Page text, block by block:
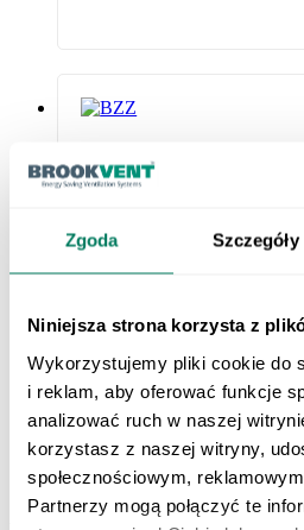
Zgoda Szczegóły
Niniejsza strona korzysta z
Wykorzystujemy pliki cookie do
i reklam, aby oferować funkcje
analizować ruch w naszej
korzystasz z naszej witryny,
społecznościowym,
Partnerzy mogą połączyć te
El silenciador –
amortiguador IO PRO
es un componente útil
y fácil de instalar para
sistemas de ventilación
en la categoría de
accesorios de
ventilación. Realiza las
funciones de